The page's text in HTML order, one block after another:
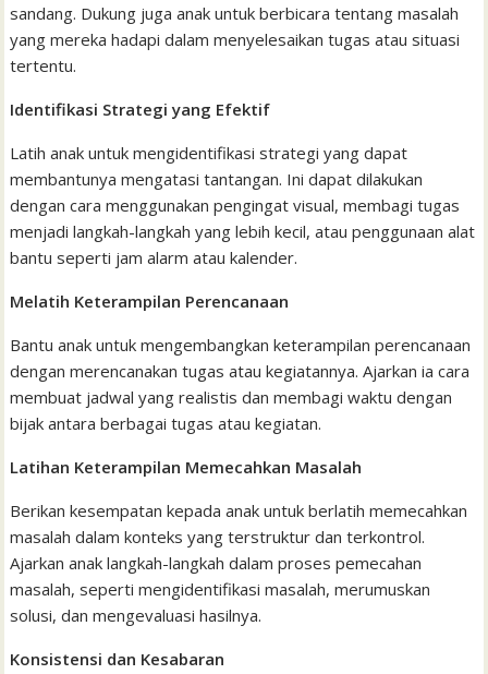
sandang. Dukung juga anak untuk berbicara tentang masalah
yang mereka hadapi dalam menyelesaikan tugas atau situasi
tertentu.
Identifikasi Strategi yang Efektif
Latih anak untuk mengidentifikasi strategi yang dapat
membantunya mengatasi tantangan. Ini dapat dilakukan
dengan cara menggunakan pengingat visual, membagi tugas
menjadi langkah-langkah yang lebih kecil, atau penggunaan alat
bantu seperti jam alarm atau kalender.
Melatih Keterampilan Perencanaan
Bantu anak untuk mengembangkan keterampilan perencanaan
dengan merencanakan tugas atau kegiatannya. Ajarkan ia cara
membuat jadwal yang realistis dan membagi waktu dengan
bijak antara berbagai tugas atau kegiatan.
Latihan Keterampilan Memecahkan Masalah
Berikan kesempatan kepada anak untuk berlatih memecahkan
masalah dalam konteks yang terstruktur dan terkontrol.
Ajarkan anak langkah-langkah dalam proses pemecahan
masalah, seperti mengidentifikasi masalah, merumuskan
solusi, dan mengevaluasi hasilnya.
Konsistensi dan Kesabaran